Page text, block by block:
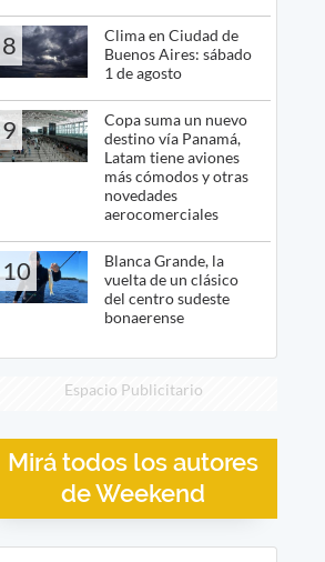
8
Clima en Ciudad de
Buenos Aires: sábado
1 de agosto
9
Copa suma un nuevo
destino vía Panamá,
Latam tiene aviones
más cómodos y otras
novedades
aerocomerciales
10
Blanca Grande, la
vuelta de un clásico
del centro sudeste
bonaerense
Espacio Publicitario
Mirá todos los autores
de Weekend